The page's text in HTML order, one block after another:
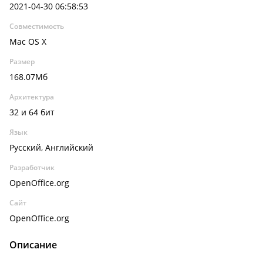
2021-04-30 06:58:53
Совместимость
Mac OS X
Размер
168.07Мб
Архитектура
32 и 64 бит
Язык
Русский, Английский
Разработчик
OpenOffice.org
Сайт
OpenOffice.org
Описание